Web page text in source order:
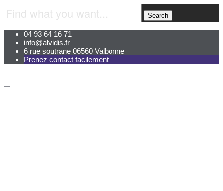
04 93 64 16 71
info@alvidis.fr
6 rue soutrane 06560 Valbonne
Prenez contact facilement